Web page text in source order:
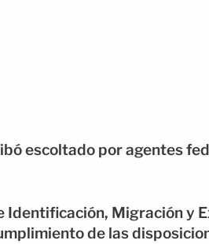
escoltado por agentes
Migración y
de las